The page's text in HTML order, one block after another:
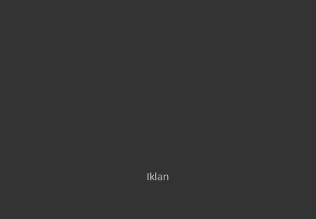
Iklan